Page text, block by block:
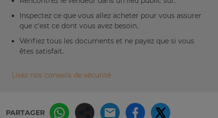
Inspectez ce que vous allez acheter pour vous assurer
que c’est ce dont vous avez besoin.
Vérifiez tous les documents et ne payez que si vous
êtes satisfait.
Lisez nos conseils de sécurité
PARTAGER